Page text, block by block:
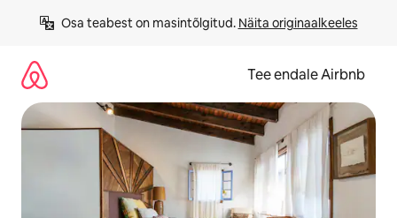
Osa teabest on masintõlgitud. Näita originaalkeeles
Tee endale Airbnb